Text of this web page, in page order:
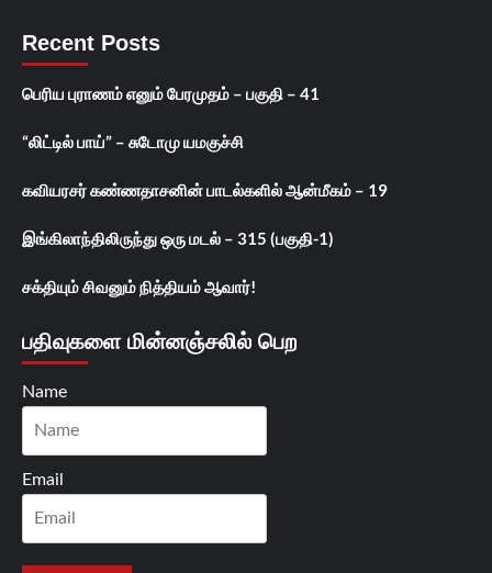
Recent Posts
பெரிய புராணம் எனும் பேரமுதம் – பகுதி – 41
“லிட்டில் பாய்” – சுடோமு யமகுச்சி
கவியரசர் கண்ணதாசனின் பாடல்களில் ஆன்மீகம் – 19
இங்கிலாந்திலிருந்து ஒரு மடல் – 315 (பகுதி-1)
சக்தியும் சிவனும் நித்தியம் ஆவார்!
பதிவுகளை மின்னஞ்சலில் பெற
Name
Email